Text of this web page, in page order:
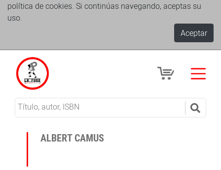
política de cookies. Si continúas navegando, aceptas su
uso.
Aceptar
ALBERT CAMUS